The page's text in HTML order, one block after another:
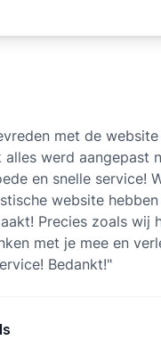
met de
alles werd aangepast
en snelle service!
website
Precies zoals wij
met je mee en
Bedankt!"